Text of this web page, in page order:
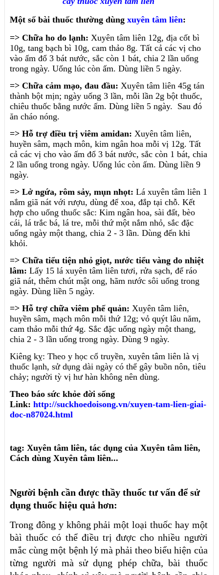
Một số bài thuốc thường dùngxuyên tâm liên:
=> Chữa ho do lạnh: Xuyên tâm liên 12g, địa cốt bì
10g, tang bạch bì 10g, cam thảo 8g. Tất cả các vị cho
vào ấm đổ 3 bát nước, sắc còn 1 bát, chia 2 lần uống
trong ngày. Uống lúc còn ấm. Dùng liền 5 ngày.
=> Chữa cảm mạo, đau đầu: Xuyên tâm liên 45g tán
thành bột mịn; ngày uống 3 lần, mỗi lần 2g bột thuốc,
chiêu thuốc bằng nước ấm. Dùng liền 5 ngày. Sau đó
ăn cháo nóng.
=> Hỗ trợ điều trị viêm amidan: Xuyên tâm liên,
huyền sâm, mạch môn, kim ngân hoa mỗi vị 12g. Tất
cả các vị cho vào ấm đổ 3 bát nước, sắc còn 1 bát, chia
2 lần uống trong ngày. Uống lúc còn ấm. Dùng liền 9
ngày.
=> Lở ngứa, rôm sảy, mụn nhọt: Lá xuyên tâm liên 1
nắm giã nát với rượu, dùng để xoa, đắp tại chỗ. Kết
hợp cho uống thuốc sắc: Kim ngân hoa, sài đất, bèo
cái, lá trắc bá, lá tre, mỗi thứ một nắm nhỏ, sắc đặc
uống ngày một thang, chia 2 - 3 lần. Dùng đến khi
khỏi.
=> Chữa tiểu tiện nhỏ giọt, nước tiểu vàng do nhiệt
lâm: Lấy 15 lá xuyên tâm liên tươi, rửa sạch, để ráo
giã nát, thêm chút mật ong, hãm nước sôi uống trong
ngày. Dùng liền 5 ngày.
=> Hỗ trợ chữa viêm phế quản: Xuyên tâm liên,
huyền sâm, mạch môn mỗi thứ 12g; vỏ quýt lâu năm,
cam thảo mỗi thứ 4g. Sắc đặc uống ngày một thang,
chia 2 - 3 lần uống trong ngày. Dùng 9 ngày.
Kiêng kỵ: Theo y học cổ truyền, xuyên tâm liên là vị
thuốc lạnh, sử dụng dài ngày có thể gây buồn nôn, tiêu
chảy; người tỳ vị hư hàn không nên dùng.
Theo báo sức khỏe đời sống
Link:http://suckhoedoisong.vn/xuyen-tam-lien-giai-
doc-n87024.html
tag: Xuyên tâm liên, tác dụng của Xuyên tâm liên,
Cách dùng Xuyên tâm liên...
Người bệnh cần được thầy thuốc tư vấn để sử
dụng thuốc hiệu quả hơn:
Trong đông y không phải một loại thuốc hay một
bàì thuốc có thể điều trị được cho nhiều người
mắc cùng một bệnh lý mà phải theo biểu hiện của
từng người mà sử dụng phép chữa, bài thuốc